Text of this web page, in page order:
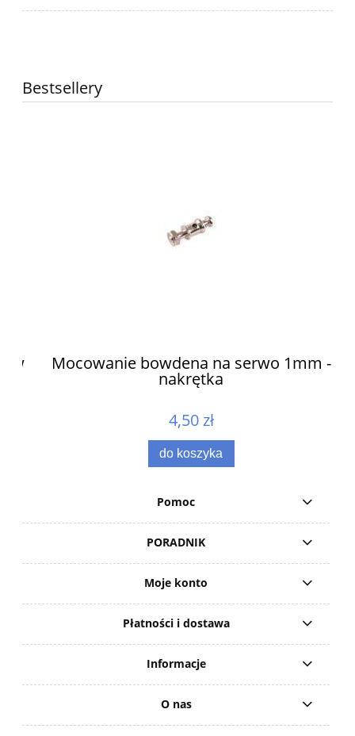
Bestsellery
Mocowanie bowdena na serwo 1mm -
nakrętka
4,50 zł
do koszyka
Pomoc
PORADNIK
Moje konto
Płatności i dostawa
Informacje
O nas